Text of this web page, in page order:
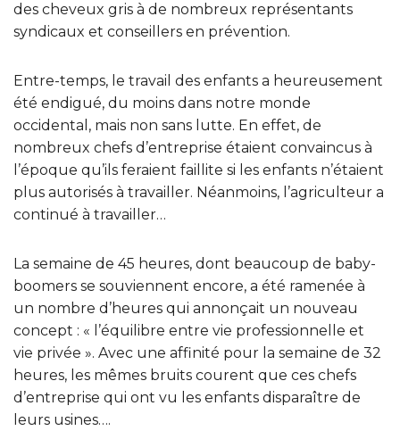
des cheveux gris à de nombreux représentants
syndicaux et conseillers en prévention.
Entre-temps, le travail des enfants a heureusement
été endigué, du moins dans notre monde
occidental, mais non sans lutte. En effet, de
nombreux chefs d’entreprise étaient convaincus à
l’époque qu’ils feraient faillite si les enfants n’étaient
plus autorisés à travailler. Néanmoins, l’agriculteur a
continué à travailler…
La semaine de 45 heures, dont beaucoup de baby-
boomers se souviennent encore, a été ramenée à
un nombre d’heures qui annonçait un nouveau
concept : « l’équilibre entre vie professionnelle et
vie privée ». Avec une affinité pour la semaine de 32
heures, les mêmes bruits courent que ces chefs
d’entreprise qui ont vu les enfants disparaître de
leurs usines….